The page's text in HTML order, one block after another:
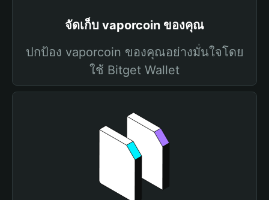
จัดเก็บ vaporcoin ของคุณ
ปกป้อง vaporcoin ของคุณอย่างมั่นใจโดย
ใช้ Bitget Wallet